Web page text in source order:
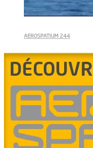
AEROSPATIUM 244